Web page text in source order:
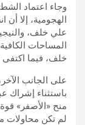
وجاء اعتماد
الهجومية، إلا
علي خلف،
المساحات
خلف، فيما اكتفى
على الجانب
باستثناء إشراك
منح «الأصفر»
لم تكن محاولات